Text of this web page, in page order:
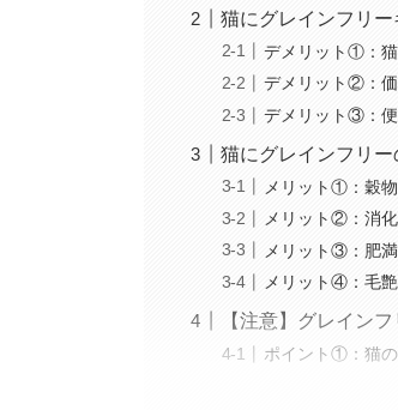
猫にグレインフリ
デメリット①：
デメリット②：
デメリット③：
猫にグレインフリ
メリット①：穀
メリット②：消
メリット③：肥
メリット④：毛
【注意】グレイン
ポイント①：猫